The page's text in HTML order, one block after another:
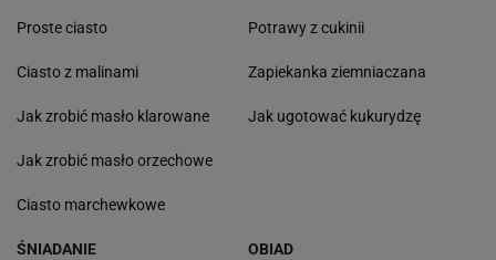
Proste ciasto
Ciasto z malinami
Jak zrobić masło klarowane
Jak zrobić masło orzechowe
Ciasto marchewkowe
Potrawy z cukinii
Zapiekanka ziemniaczana
Jak ugotować kukurydzę
ŚNIADANIE OBIAD